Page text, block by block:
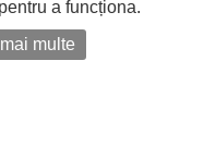
a funcționa.
multe